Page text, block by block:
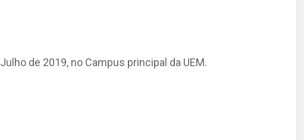
de 2019, no Campus principal da UEM.